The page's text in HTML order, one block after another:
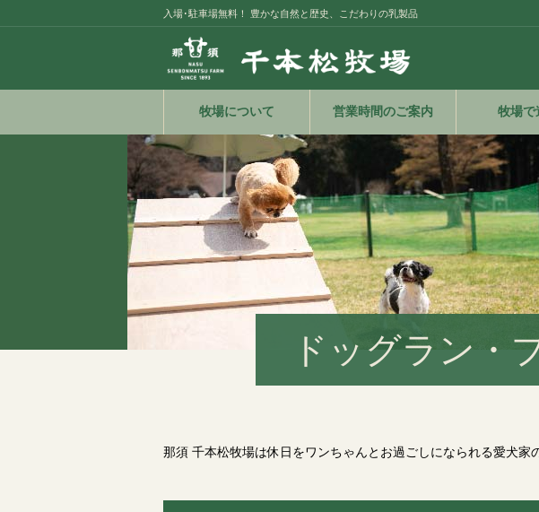
入場･駐車場無料！ 豊かな自然と歴史、こだわりの乳製品
牧場について 営業時間のご案内 牧場で
ドッグラン・
那須 千本松牧場は休日をワンちゃんとお過ごしになられる愛犬家